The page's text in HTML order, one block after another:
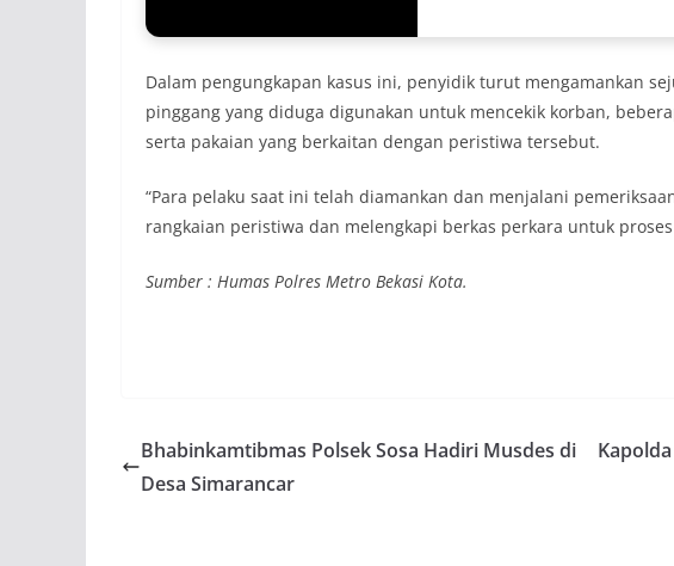
Dalam pengungkapan kasus ini, penyidik turut mengamankan
pinggang yang diduga digunakan untuk mencekik korban,
serta pakaian yang berkaitan dengan peristiwa tersebut.
“Para pelaku saat ini telah diamankan dan menjalani
rangkaian peristiwa dan melengkapi berkas perkara untuk
Sumber : Humas Polres Metro Bekasi Kota.
Bhabinkamtibmas Polsek Sosa Hadiri Musdes di
Desa Simarancar